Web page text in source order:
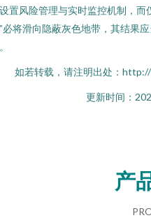
置风险管理与实时监控机制，而
必将滑向隐蔽灰色地带，其结果
如若转载，请注明出处：
更新时间：
产